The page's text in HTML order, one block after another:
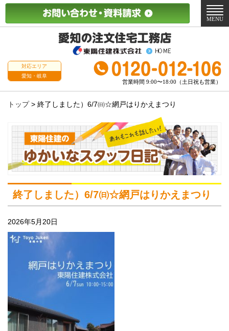
対応エリア
愛知・岐阜
営業時間 9:00〜18:00（土日祝も営業）
メ
ニ
MENU
トップ> 終了しました）6/7㈰☆網戸はりかえまつり
終了しました）6/7㈰☆網戸はりかえまつり
2026年5月20日